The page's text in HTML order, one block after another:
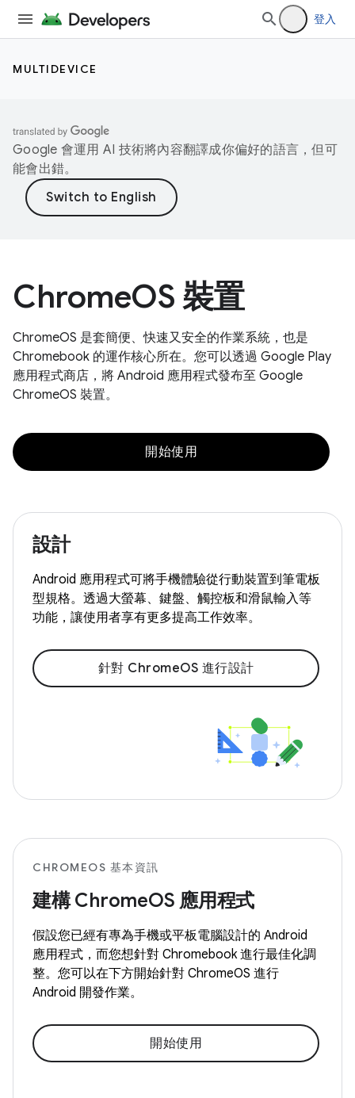
登入
MULTIDEVICE
Google 會運用 AI 技術將內容翻譯成你偏好的語言，但可
能會出錯。
ChromeOS 裝置
ChromeOS 是套簡便、快速又安全的作業系統，也是
Chromebook 的運作核心所在。您可以透過 Google Play
應用程式商店，將 Android 應用程式發布至 Google
ChromeOS 裝置。
開始使用
設計
Android 應用程式可將手機體驗從行動裝置到筆電板
型規格。透過大螢幕、鍵盤、觸控板和滑鼠輸入等
功能，讓使用者享有更多提高工作效率。
針對 ChromeOS 進行設計
CHROMEOS 基本資訊
建構 ChromeOS 應用程式
假設您已經有專為手機或平板電腦設計的 Android
應用程式，而您想針對 Chromebook 進行最佳化調
整。您可以在下方開始針對 ChromeOS 進行
Android 開發作業。
開始使用